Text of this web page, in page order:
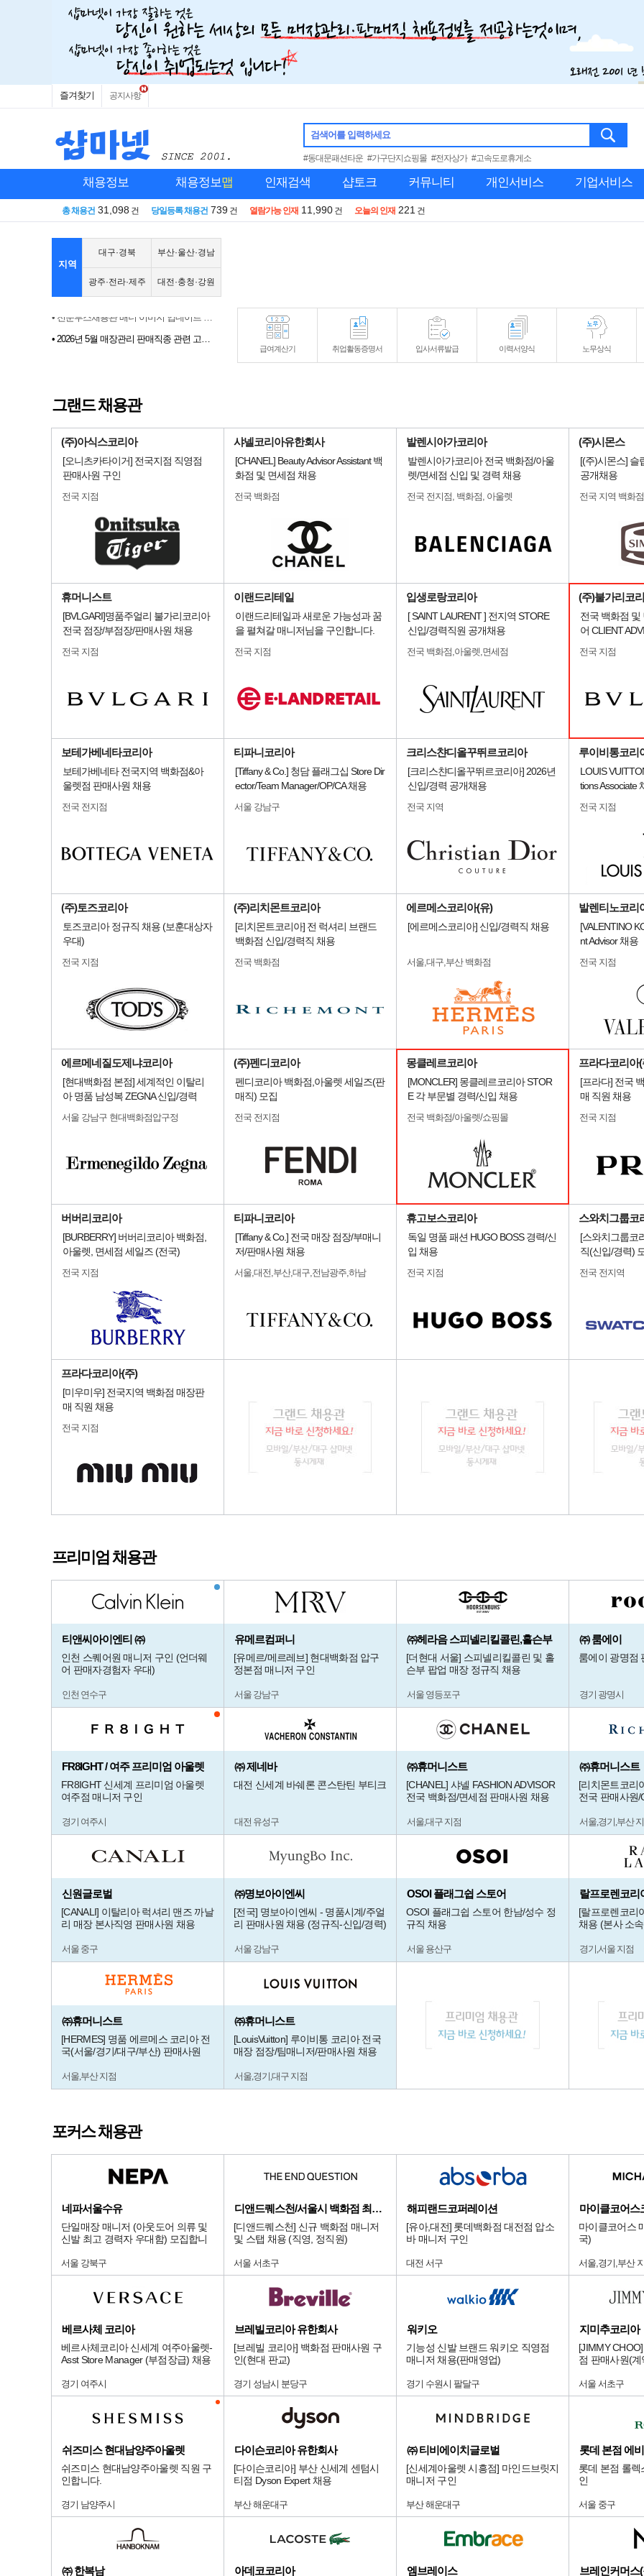
즐겨찾기 공지사항
검색어를 입력하세요
#동대문패션타운 #가구단지쇼핑몰 #전자상가 #고속도로휴게소
채용정보 채용정보맵 인재검색 샵토크 커뮤니티 개인서비스 기업서비스
총 채용건 31,098 건 당일등록 채용건 739 건 열람가능 인재 11,990 건 오늘의 인재 221 건
지역
대구·경북
광주·전라·제주
부산·울산·경남
대전·충청·강원
급여계산기 취업활동증명서 입사서류발급 이력서양식 노무상식
그랜드 채용관
(주)아식스코리아
[오니츠카타이거] 전국지점 직영점
판매사원 구인
전국 지점
샤넬코리아유한회사
[CHANEL] Beauty Advisor Assistant 백
화점 및 면세점 채용
전국 백화점
발렌시아가코리아
발렌시아가코리아 전국 백화점/아울
렛/면세점 신입 및 경력 채용
전국 전지점, 백화점, 아울렛
(주)시몬스
[(주)시몬스] 슬
공개채용
전국 지역 백화점
휴머니스트
[BVLGARI]명품주얼리 불가리코리아
전국 점장/부점장/판매사원 채용
전국 지점
이랜드리테일
이랜드리테일과 새로운 가능성과 꿈
을 펼쳐갈 매니저님을 구인합니다.
전국 지점
입생로랑코리아
[ SAINT LAURENT ] 전지역 STORE
신입/경력직원 공개채용
전국 백화점,아울렛,면세점
(주)불가리코
전국 백화점 및
어 CLIENT
전국 지점
보테가베네타코리아
보테가베네타 전국지역 백화점&아
울렛점 판매사원 채용
전국 전지점
티파니코리아
[Tiffany & Co.] 청담 플래그십 Store Dir
ector/Team Manager/OP/CA 채용
서울 강남구
크리스챤디올꾸뛰르코리아
[크리스챤디올꾸뛰르코리아] 2026년
신입/경력 공개채용
전국 지역
루이비통코리
LOUIS
tions Associate
전국 지점
(주)토즈코리아
토즈코리아 정규직 채용 (보훈대상자
우대)
전국 지점
(주)리치몬트코리아
[리치몬트코리아] 전 럭셔리 브랜드
백화점 신입/경력직 채용
전국 백화점
에르메스코리아(유)
[에르메스코리아] 신입/경력직 채용
서울,대구,부산 백화점
발렌티노코리
[VALENTINO
nt Advisor 채용
전국 지점
에르메네질도제냐코리아
[현대백화점 본점] 세계적인 이탈리
아 명품 남성복 ZEGNA 신입/경력
서울 강남구 현대백화점압구정
(주)펜디코리아
펜디코리아 백화점,아울렛 세일즈(판
매직) 모집
전국 전지점
몽클레르코리아
[MONCLER] 몽클레르코리아 STOR
E 각 부문별 경력/신입 채용
전국 백화점/아울렛/쇼핑몰
프라다코리아(
[프라다] 전국
매 직원 채용
전국 지점
버버리코리아
[BURBERRY] 버버리코리아 백화점,
아울렛, 면세점 세일즈 (전국)
전국 지점
티파니코리아
[Tiffany & Co.] 전국 매장 점장/부매니
저/판매사원 채용
서울,대전,부산,대구,전남광주,하남
휴고보스코리아
독일 명품 패션 HUGO BOSS 경력/신
입 채용
전국 지점
스와치그룹코
[스와치그룹코
직(신입/경력)
전국 전지역
프라다코리아(주)
[미우미우] 전국지역 백화점 매장판
매 직원 채용
전국 지점
프리미엄 채용관
티앤씨아이엔티 ㈜
인천 스퀘어원 매니저 구인 (언더웨
어 판매자경험자 우대)
인천 연수구
유메르컴퍼니
[유메르/메르레브] 현대백화점 압구
정본점 매니저 구인
서울 강남구
㈜헤라음 스피넬리킬콜린,홀슨부
[더현대 서울] 스피넬리킬콜린 및 홀
슨부 팝업 매장 정규직 채용
서울 영등포구
㈜ 룸에이
룸에이 광명점
경기 광명시
FR8IGHT / 여주 프리미엄 아울렛
FR8IGHT 신세계 프리미엄 아울렛
여주점 매니저 구인
경기 여주시
㈜ 제네바
대전 신세계 바쉐론 콘스탄틴 부티크
대전 유성구
㈜휴머니스트
[CHANEL] 샤넬 FASHION ADVISOR
전국 백화점/면세점 판매사원 채용
서울,대구 지점
㈜휴머니스트
[리치몬트코리
전국 판매사원/
서울,경기,부산
신원글로벌
[CANALI] 이탈리아 럭셔리 맨즈 까날
리 매장 본사직영 판매사원 채용
서울 중구
㈜명보아이엔씨
[전국] 명보아이엔씨 - 명품시계/주얼
리 판매사원 채용 (정규직-신입/경력)
서울 강남구
OSOI 플래그쉽 스토어
OSOI 플래그쉽 스토어 한남/성수 정
규직 채용
서울 용산구
랄프로렌코리
[랄프로렌코리
채용 (본사 소
경기,서울 지점
㈜휴머니스트
[HERMES] 명품 에르메스 코리아 전
국(서울/경기/대구/부산) 판매사원
서울,부산 지점
㈜휴머니스트
[LouisVuitton] 루이비통 코리아 전국
매장 점장/팀매니저/판매사원 채용
서울,경기,대구 지점
포커스 채용관
네파서울수유
단일매장 매니저 (아웃도어 의류 및
신발 최고 경력자 우대함) 모집합니
서울 강북구
디앤드퀘스천/서울시 백화점 최상급 점
[디앤드퀘스천] 신규 백화점 매니저
및 스탭 채용 (직영, 정직원)
서울 서초구
해피랜드코퍼레이션
[유아,대전] 롯데백화점 대전점 압소
바 매니저 구인
대전 서구
마이클코어스
마이클코어스
국)
서울,경기,부산
베르사체 코리아
베르사체코리아 신세계 여주아울렛-
Asst Store Manager (부점장급) 채용
경기 여주시
브레빌코리아 유한회사
[브레빌 코리아] 백화점 판매사원 구
인(현대 판교)
경기 성남시 분당구
워키오
기능성 신발 브랜드 워키오 직영점
매니저 채용(판매영업)
경기 수원시 팔달구
지미추코리아
[JIMMY
점 판매사원(
서울 서초구
쉬즈미스 현대남양주아울렛
쉬즈미스 현대남양주아울렛 직원 구
인합니다.
경기 남양주시
다이슨코리아 유한회사
[다이슨코리아] 부산 신세계 센텀시
티점 Dyson Expert 채용
부산 해운대구
㈜ 티비에이치글로벌
[신세계아울렛 시흥점] 마인드브릿지
매니저 구인
부산 해운대구
롯데 본점 롤렉
인
서울 중구
㈜ 한복남 아데코코리아 엠브레이스 브레인커머스